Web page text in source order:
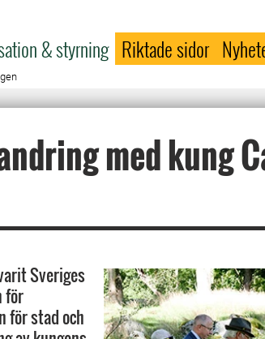
& styrning Riktade sidor
med kung
Sveriges
för
för stad och